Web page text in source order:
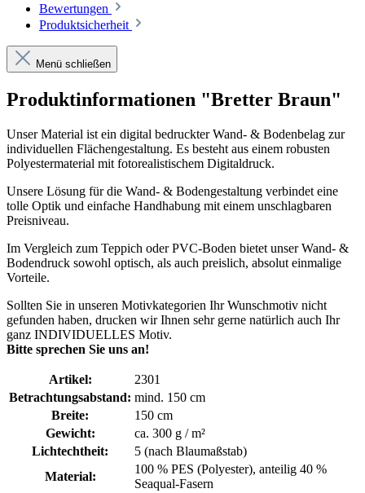
Bewertungen
Produktsicherheit
Menü schließen
Produktinformationen "Bretter Braun"
Unser Material ist ein digital bedruckter Wand- & Bodenbelag zur
individuellen Flächengestaltung. Es besteht aus einem robusten
Polyestermaterial mit fotorealistischem Digitaldruck.
Unsere Lösung für die Wand- & Bodengestaltung verbindet eine
tolle Optik und einfache Handhabung mit einem unschlagbaren
Preisniveau.
Im Vergleich zum Teppich oder PVC-Boden bietet unser Wand- &
Bodendruck sowohl optisch, als auch preislich, absolut einmalige
Vorteile.
Sollten Sie in unseren Motivkategorien Ihr Wunschmotiv nicht
gefunden haben, drucken wir Ihnen sehr gerne natürlich auch Ihr
ganz INDIVIDUELLES Motiv.
Bitte sprechen Sie uns an!
Artikel:
2301
Betrachtungsabstand: mind. 150 cm
Breite:
150 cm
Gewicht:
ca. 300 g / m²
Lichtechtheit:
5 (nach Blaumaßstab)
Material:
100 % PES (Polyester), anteilig 40 %
Seaqual-Fasern